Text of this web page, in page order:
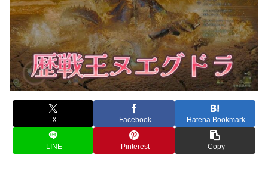
X Facebook Hatena Bookmark
LINE Pinterest Copy